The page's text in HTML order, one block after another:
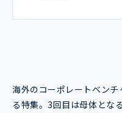
海外のコーポレートベン
る特集。3回目は母体とな